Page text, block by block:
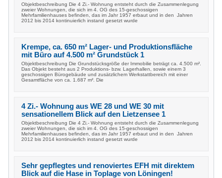
Objektbeschreibung Die 4 Zi.- Wohnung entsteht durch die Zusammenlegung
zweier Wohnungen, die sich im 4. OG des 15-geschossigen
Mehrfamilienhauses befinden, das im Jahr 1957 erbaut und in den Jahren
2012 bis 2014 kontinuierlich instand gesetzt wurde
Krempe, ca. 650 m² Lager- und Produktionsfläche
mit Büro auf 4.500 m² Grundstück 1
Objektbeschreibung Die Grundstücksgröße der Immobilie beträgt ca. 4.500 m².
Das Objekt besteht aus 2 Produktions- bzw. Lagerhallen, sowie einem 3
geschossigen Bürogebäude und zusätzlichem Werkstattbereich mit einer
Gesamtfläche von ca. 1.687 m². Die
4 Zi.- Wohnung aus WE 28 und WE 30 mit
sensationellem Blick auf den Lietzensee 1
Objektbeschreibung Die 4 Zi.- Wohnung entsteht durch die Zusammenlegung
zweier Wohnungen, die sich im 4. OG des 15-geschossigen
Mehrfamilienhauses befinden, das im Jahr 1957 erbaut und in den Jahren
2012 bis 2014 kontinuierlich instand gesetzt wurde
Sehr gepflegtes und renoviertes EFH mit direktem
Blick auf die Hase in Toplage von Löningen!